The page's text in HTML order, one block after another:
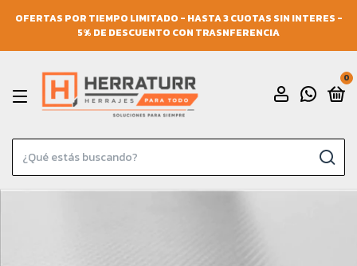
OFERTAS POR TIEMPO LIMITADO - HASTA 3 CUOTAS SIN INTERES -
5% DE DESCUENTO CON TRASNFERENCIA
0